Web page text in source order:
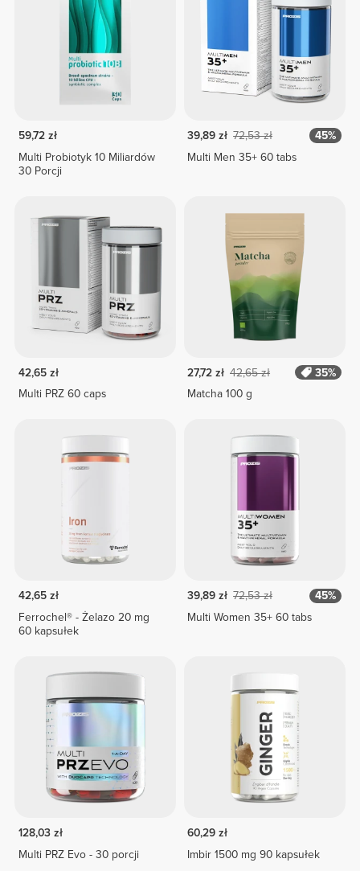
59,72 zł
Multi Probiotyk 10 Miliardów
30 Porcji
39,89 zł 72,53 zł
45%
Multi Men 35+ 60 tabs
42,65 zł
Multi PRZ 60 caps
27,72 zł 42,65 zł
35%
Matcha 100 g
42,65 zł
Ferrochel® - Żelazo 20 mg
60 kapsułek
39,89 zł 72,53 zł
45%
Multi Women 35+ 60 tabs
128,03 zł
Multi PRZ Evo - 30 porcji
60,29 zł
Imbir 1500 mg 90 kapsułek